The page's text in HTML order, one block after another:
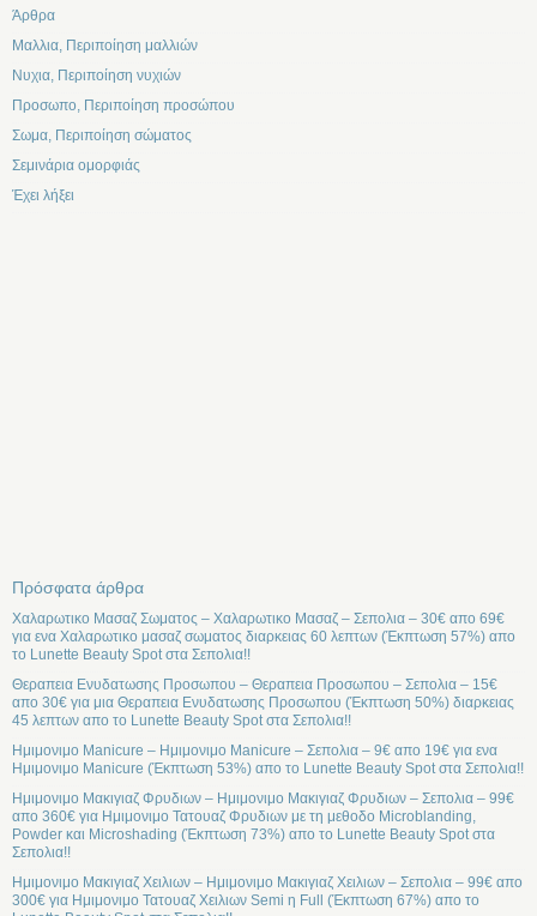
Άρθρα
Μαλλια, Περιποίηση μαλλιών
Νυχια, Περιποίηση νυχιών
Προσωπο, Περιποίηση προσώπου
Σωμα, Περιποίηση σώματος
Σεμινάρια ομορφιάς
Έχει λήξει
Πρόσφατα άρθρα
Χαλαρωτικο Μασαζ Σωματος – Χαλαρωτικο Μασαζ – Σεπολια – 30€ απο 69€
για ενα Χαλαρωτικο μασαζ σωματος διαρκειας 60 λεπτων (Έκπτωση 57%) απο
το Lunette Beauty Spot στα Σεπολια!!
Θεραπεια Ενυδατωσης Προσωπου – Θεραπεια Προσωπου – Σεπολια – 15€
απο 30€ για μια Θεραπεια Ενυδατωσης Προσωπου (Έκπτωση 50%) διαρκειας
45 λεπτων απο το Lunette Beauty Spot στα Σεπολια!!
Ημιμονιμο Manicure – Ημιμονιμο Manicure – Σεπολια – 9€ απο 19€ για ενα
Ημιμονιμο Manicure (Έκπτωση 53%) απο το Lunette Beauty Spot στα Σεπολια!!
Ημιμονιμο Μακιγιαζ Φρυδιων – Ημιμονιμο Μακιγιαζ Φρυδιων – Σεπολια – 99€
απο 360€ για Ημιμονιμο Τατουαζ Φρυδιων με τη μεθοδο Microblanding,
Powder και Microshading (Έκπτωση 73%) απο το Lunette Beauty Spot στα
Σεπολια!!
Ημιμονιμο Μακιγιαζ Χειλιων – Ημιμονιμο Μακιγιαζ Χειλιων – Σεπολια – 99€ απο
300€ για Ημιμονιμο Τατουαζ Χειλιων Semi η Full (Έκπτωση 67%) απο το